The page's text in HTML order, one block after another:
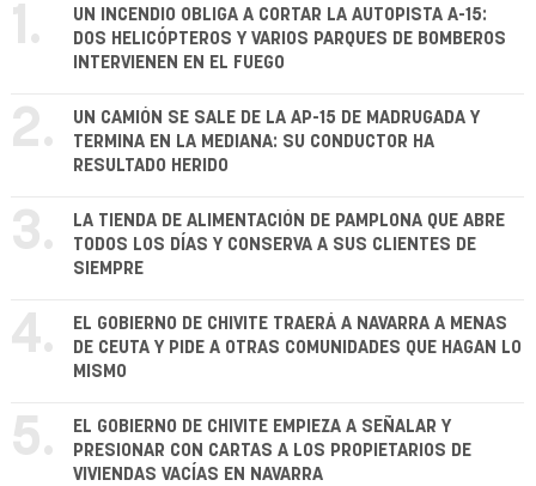
1.
UN INCENDIO OBLIGA A CORTAR LA AUTOPISTA A-15:
DOS HELICÓPTEROS Y VARIOS PARQUES DE BOMBEROS
INTERVIENEN EN EL FUEGO
2.
UN CAMIÓN SE SALE DE LA AP-15 DE MADRUGADA Y
TERMINA EN LA MEDIANA: SU CONDUCTOR HA
RESULTADO HERIDO
3.
LA TIENDA DE ALIMENTACIÓN DE PAMPLONA QUE ABRE
TODOS LOS DÍAS Y CONSERVA A SUS CLIENTES DE
SIEMPRE
4.
EL GOBIERNO DE CHIVITE TRAERÁ A NAVARRA A MENAS
DE CEUTA Y PIDE A OTRAS COMUNIDADES QUE HAGAN LO
MISMO
5.
EL GOBIERNO DE CHIVITE EMPIEZA A SEÑALAR Y
PRESIONAR CON CARTAS A LOS PROPIETARIOS DE
VIVIENDAS VACÍAS EN NAVARRA